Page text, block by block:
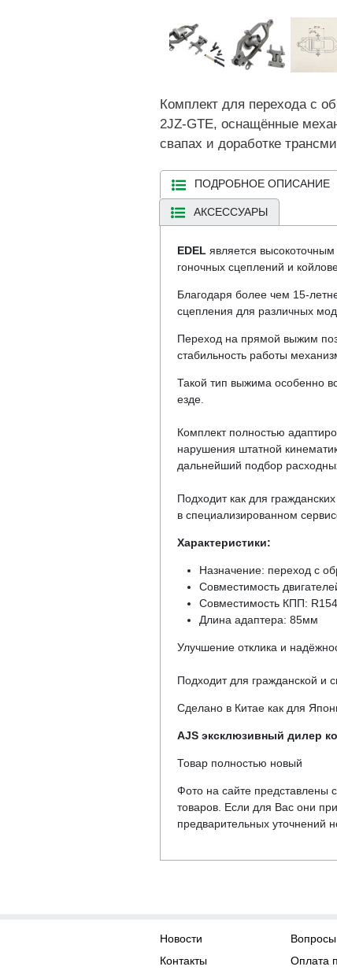
Комплект для перехода с
2JZ-GTE, оснащённые
свапах и доработке
ПОДРОБНОЕ ОПИСАНИЕ
АКСЕССУАРЫ
EDEL является
гоночных сцеплений и
Благодаря более чем 15-
сцепления для различных
Переход на прямой выжим
стабильность работы
Такой тип выжима особенно
езде.
Комплект полностью
нарушения штатной
дальнейший подбор
Подходит как для
в специализированном
Характеристики:
Назначение: переход с
Совместимость
Совместимость КПП: R154
Длина адаптера: 85мм
Улучшение отклика и
Подходит для гражданской и
Сделано в Китае как для
AJS эксклюзивный дилер
Товар полностью новый
Фото на сайте представлены
товаров. Если для Вас они
предварительных уточнений
Новости
Контакты
Оплата